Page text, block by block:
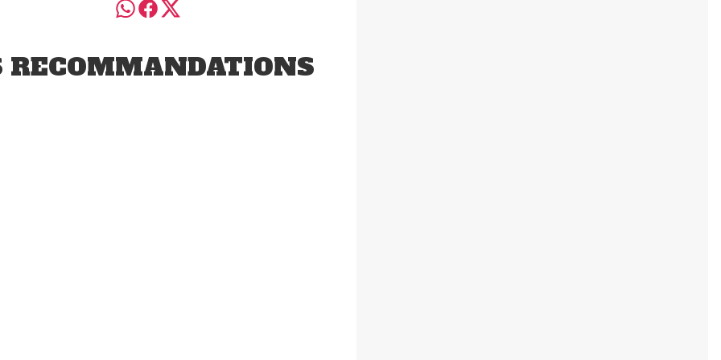
RECOMMANDATIONS